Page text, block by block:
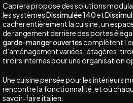
Caprera propose des solutions
les systèmesDissimulée 140et
cacher entièrement la cuisine, un
de rangement derrière des portes
garde-manger ouvertescomplètent
d’aménagement variées : étagères,
tiroirs internes pour une organisation
Une cuisine pensée pour les intérieurs
rencontre la fonctionnalité, et où
savoir‑faire italien.